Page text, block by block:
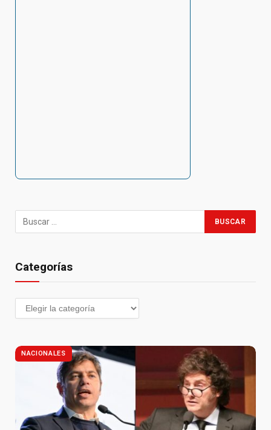
Categorías
NACIONALES